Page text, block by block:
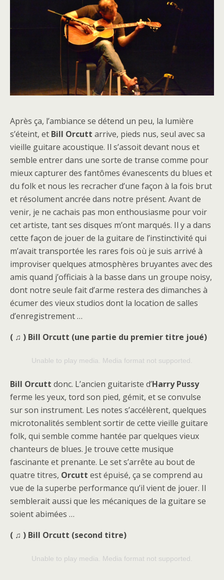
Après ça, l’ambiance se détend un peu, la lumière
s’éteint, et Bill Orcutt arrive, pieds nus, seul avec sa
vieille guitare acoustique. Il s’assoit devant nous et
semble entrer dans une sorte de transe comme pour
mieux capturer des fantômes évanescents du blues et
du folk et nous les recracher d’une façon à la fois brut
et résolument ancrée dans notre présent. Avant de
venir, je ne cachais pas mon enthousiasme pour voir
cet artiste, tant ses disques m’ont marqués. Il y a dans
cette façon de jouer de la guitare de l’instinctivité qui
m’avait transportée les rares fois où je suis arrivé à
improviser quelques atmosphères bruyantes avec des
amis quand j’officiais à la basse dans un groupe noisy,
dont notre seule fait d’arme restera des dimanches à
écumer des vieux studios dont la location de salles
d’enregistrement …
( ♫ ) Bill Orcutt (une partie du premier titre joué)
Unable to play media. Media format not supported.
Bill Orcutt donc. L’ancien guitariste d’Harry Pussy
ferme les yeux, tord son pied, gémit, et se convulse
sur son instrument. Les notes s’accélèrent, quelques
microtonalités semblent sortir de cette vieille guitare
folk, qui semble comme hantée par quelques vieux
chanteurs de blues. Je trouve cette musique
fascinante et prenante. Le set s’arrête au bout de
quatre titres, Orcutt est épuisé, ça se comprend au
vue de la superbe performance qu’il vient de jouer. Il
semblerait aussi que les mécaniques de la guitare se
soient abimées …
( ♫ ) Bill Orcutt (second titre)
Unable to play media. Media format not supported.